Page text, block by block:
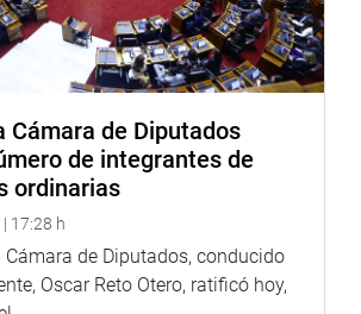
Cámara de Diputados
de integrantes de
ordinarias
17:28 h
Cámara de Diputados, conducido
Oscar Reto Otero, ratificó hoy,